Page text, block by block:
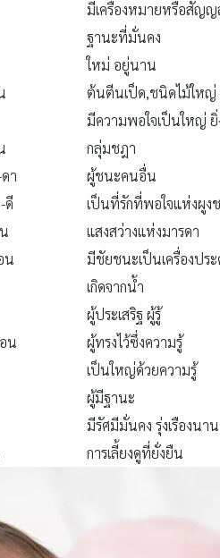
มีเครื่องหมายหรือสัญ
ฐานะที่มั่นคง
ใหม่ อยู่นาน
ต้นตีนเป็ด,ชนิดไม้ใหญ่
มีความพอใจเป็นใหญ่
กลุ่มชฎา
า
ผู้ชนะคนอื่น
ดี
เป็นที่รักที่พอใจแห่งผูง
แสงสว่างแห่งมารดา
น
มีชัยชนะเป็นเครื่องปร
เกิดจากน้ำ
ผู้ประเสริฐ ผู้รู้
น
ผู้ทรงไว้ซึ่งความรู้
เป็นใหญ่ด้วยความรู้
ผู้มีฐานะ
มีรัศมีมั่นคง รุ่งเรืองนาน
การเลี้ยงดูที่ยั่งยืน